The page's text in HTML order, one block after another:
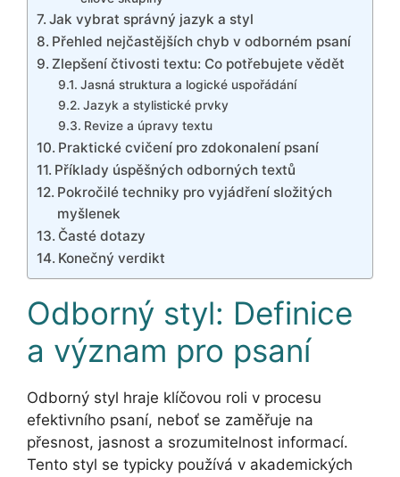
Jak vybrat správný jazyk a styl
Přehled nejčastějších chyb v odborném psaní
Zlepšení čtivosti textu: Co potřebujete vědět
Jasná struktura a logické uspořádání
Jazyk a stylistické prvky
Revize a úpravy textu
Praktické cvičení pro zdokonalení psaní
Příklady úspěšných odborných textů
Pokročilé techniky pro vyjádření složitých
myšlenek
Časté dotazy
Konečný verdikt
Odborný styl: Definice
a význam pro psaní
Odborný styl hraje klíčovou roli v procesu
efektivního psaní, neboť se zaměřuje na
přesnost, jasnost a srozumitelnost informací.
Tento styl se typicky používá v akademických